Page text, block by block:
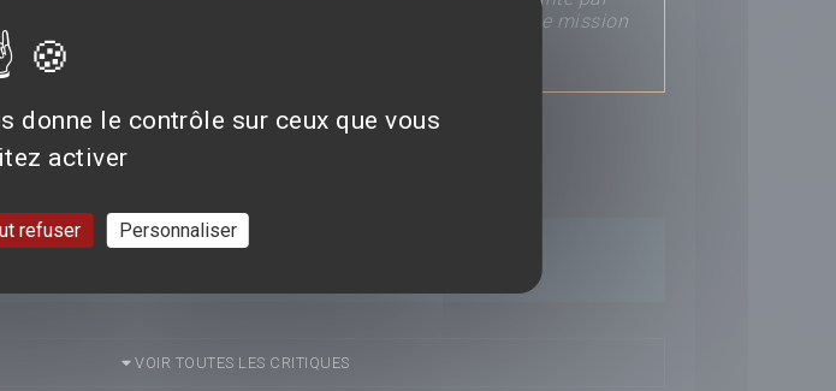
va devoir affronter ses pires cauchemars au cours d’une mission
grands des sacrifices.
TOP GUN : MAVERICK
VOIR TOUTES LES CRITIQUES
donne le contrôle sur ceux que vous
activer
refuser Personnaliser